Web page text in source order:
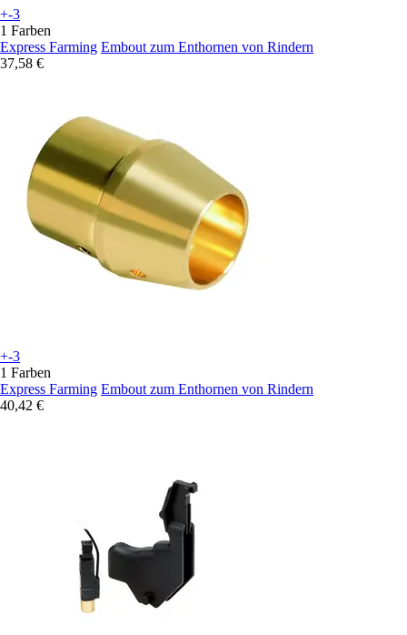
+-3
1 Farben
Express Farming Embout zum Enthornen von Rindern
37,58 €
+-3
1 Farben
Express Farming Embout zum Enthornen von Rindern
40,42 €